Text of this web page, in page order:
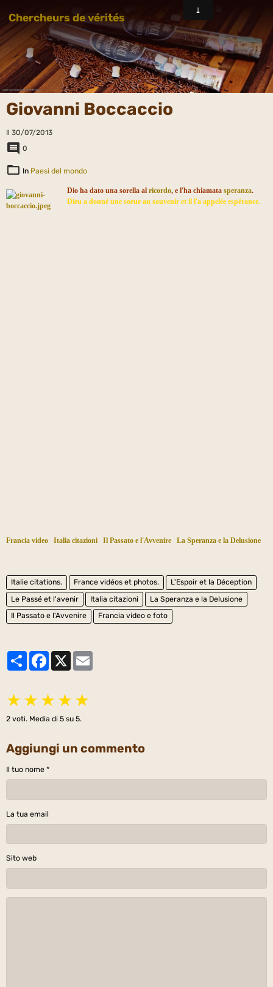
Chercheurs de vérités
Giovanni Boccaccio
Il 30/07/2013
0
In Paesi del mondo
Dio ha dato una sorella al ricordo, e l'ha chiamata speranza.
Dieu a donné une soeur au souvenir et il l'a appelée espérance.
Francia video Italia citazioni Il Passato e l'Avvenire La Speranza e la Delusione
Italie citations. France vidéos et photos.
L'Espoir et la Déception
Le Passé et l'avenir
Italia citazioni
La Speranza e la Delusione
Il Passato e l'Avvenire
Francia video e foto
PartagerFacebook
★ ★ ★ ★ ★
2 voti. Media di 5 su 5.
Aggiungi un commento
Il tuo nome
La tua email
Sito web